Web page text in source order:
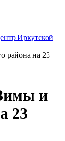
и
23
Иркутской
района на 23